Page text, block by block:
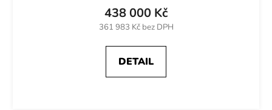
361 983 Kč bez DPH
438 000 Kč
DETAIL